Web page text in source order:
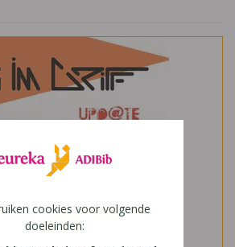
cookies voor volgende
doeleinden: